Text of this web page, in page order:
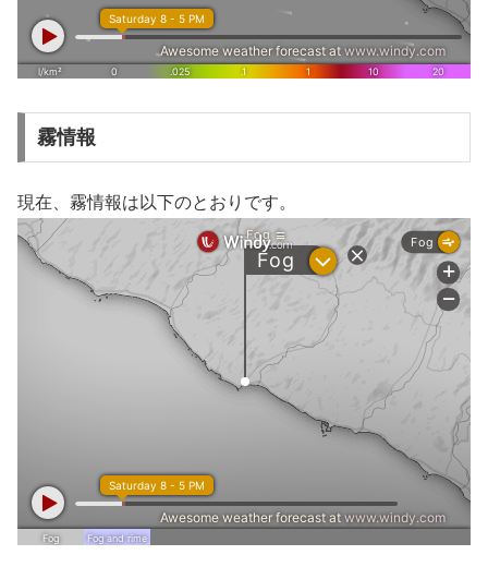
霧情報
現在、霧情報は以下のとおりです。